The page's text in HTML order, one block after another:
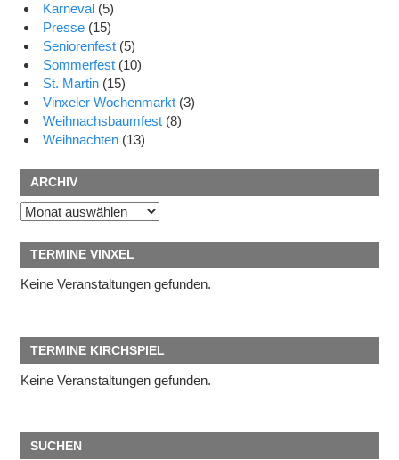
Karneval (5)
Presse (15)
Seniorenfest (5)
Sommerfest (10)
St. Martin (15)
Vinxeler Wochenmarkt (3)
Weihnachsbaumfest (8)
Weihnachten (13)
ARCHIV
Archiv
TERMINE VINXEL
Keine Veranstaltungen gefunden.
TERMINE KIRCHSPIEL
Keine Veranstaltungen gefunden.
SUCHEN